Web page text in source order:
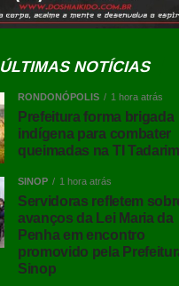
ÚLTIMAS NOTÍCIAS
RONDONÓPOLIS 1 hora atrás
Prefeitura forma brigada
indígena para combater
queimadas na TI
SINOP 1 hora atrás
Servidoras refletem
avanços da Lei Maria da
Penha em encontro
promovido pela
Sinop